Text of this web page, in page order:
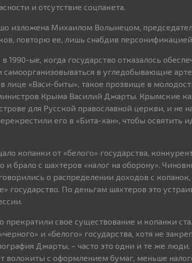
и отсутствие соцпакета.
изложена Михаилом Волынецом,
повторю ее, лишь снабдив
1990-ые, когда государство отказалось
самоорганизовываться в угледобывающие
лице «Васи-биты», такое прозвище в
Крыма Василий Джарты. Крымские
для Русской православной церкви, и не
его в «Бита-хан», чтобы освятить
копанки от «белого» государства,
и брало с шахтеров «налог на оборону».
о распределении доходов с
государство. По деньгам шахтеров это
прекратили свое существование и копанки
и «белого» государства, хотя не
Джарты, – часто это одни и те же
волокиты с оформлением бумаг, меньше